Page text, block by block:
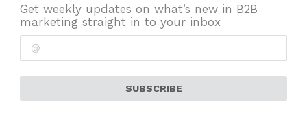
Get weekly updates on what’s new in B2B
marketing straight in to your inbox
SUBSCRIBE